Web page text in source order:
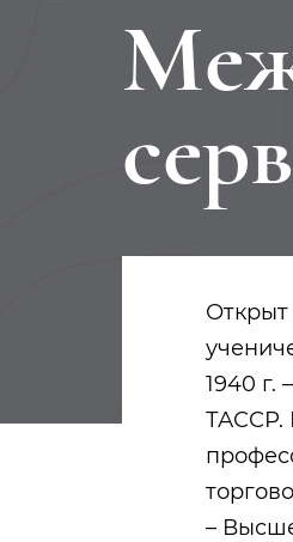
Открыт
1940 г.
ТАССР.
–